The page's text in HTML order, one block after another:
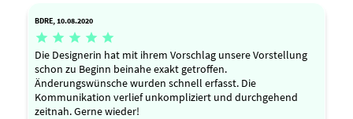
BDRE, 10.08.2020
    
Die Designerin hat mit ihrem Vorschlag unsere Vorstellung
schon zu Beginn beinahe exakt getroffen.
Änderungswünsche wurden schnell erfasst. Die
Kommunikation verlief unkompliziert und durchgehend
zeitnah. Gerne wieder!